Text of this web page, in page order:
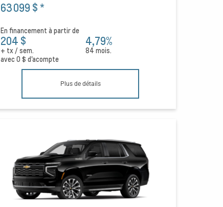
63 099 $*
En financement à partir de
204 $
+ tx / sem.
4,79%
84 mois.
avec 0 $ d'acompte
Plus de détails